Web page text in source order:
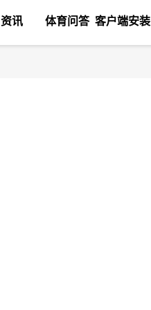
资讯 体育问答 客户端安装